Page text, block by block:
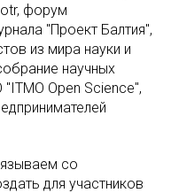
форум
"Проект Балтия",
из мира науки и
научных
Open Science",
со
для участников